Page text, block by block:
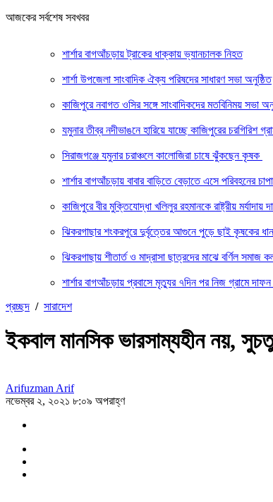
আজকের সর্বশেষ সবখবর
শার্শার বাগআঁচড়ায় ট্রাকের ধাক্কায় ভ্যানচালক নিহত
শার্শা উপজেলা সাংবাদিক ঐক্য পরিষদের সাধারণ সভা অনুষ্ঠিত
কাজিপুরে নবাগত ওসির সঙ্গে সাংবাদিকদের মতবিনিময় সভা
যমুনার তীব্র নদীভাঙনে হারিয়ে যাচ্ছে কাজিপুরের চরগিরিশ
সিরাজগঞ্জে যমুনার চরাঞ্চলে কালোজিরা চাষে ঝুঁকছেন কৃষক
শার্শার বাগআঁচড়ায় বাবার বাড়িতে বেড়াতে এসে পরিবহনের
কাজিপুরে বীর মুক্তিযোদ্ধা খলিলুর রহমানকে রাষ্ট্রীয় মর্যাদায়
ঝিকরগাছার শংকরপুরে দুর্বৃত্তের আগুনে পুড়ে ছাই কৃষকের ধান
ঝিকরগাছায় শীতার্ত ও মাদ্রাসা ছাত্রদের মাঝে বর্ণিল সমাজ
শার্শার বাগআঁচড়ায় প্রবাসে মৃত্যুর ৭দিন পর নিজ গ্রামে দাফন
প্রচ্ছদ / সারাদেশ
ইকবাল মানসিক ভারসাম্যহীন নয়,
Arifuzman Arif
নভেম্বর ২, ২০২১ ৮:০৯ অপরাহ্ণ